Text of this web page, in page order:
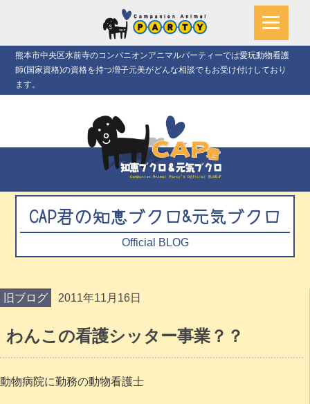
熊本市中央区水前寺のコンパニオンアニマルパーティーでは愛玩動物看護
師(国家資格)の資格を持つ増子元美がどんな相談でもお受け付けしており
ます。
CAP君の知恵ブクロ&元気ブクロ
Official BLOG
旧ブログ 2011年11月16日
わんこの看護シッター事業？？
動物病院に勤務の動物看護士